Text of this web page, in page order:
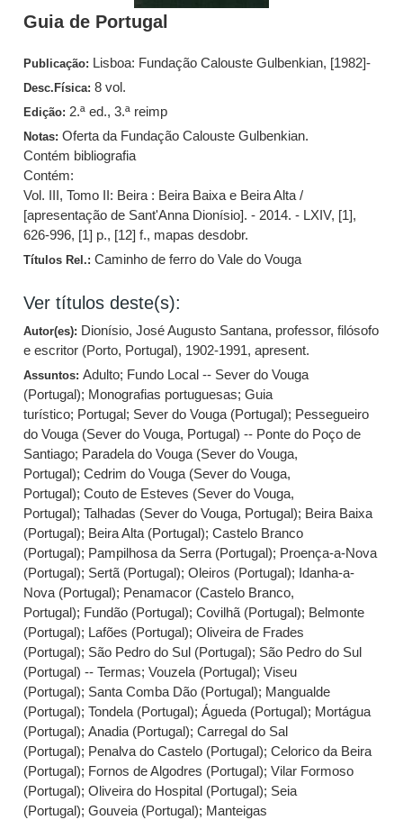
Guia de Portugal
Publicação: Lisboa: Fundação Calouste Gulbenkian, [1982]-
Desc.Física:8 vol.
Edição:2.ª ed., 3.ª reimp
Notas:Oferta da Fundação Calouste Gulbenkian.
Contém bibliografia
Contém:
Vol. III, Tomo II: Beira : Beira Baixa e Beira Alta /
[apresentação de Sant'Anna Dionísio]. - 2014. - LXIV, [1],
626-996, [1] p., [12] f., mapas desdobr.
Títulos Rel.:Caminho de ferro do Vale do Vouga
Ver títulos deste(s):
Autor(es): Dionísio, José Augusto Santana, professor, filósofo
e escritor (Porto, Portugal), 1902-1991, apresent.
Assuntos:Adulto; Fundo Local -- Sever do Vouga
(Portugal); Monografias portuguesas;Guia
turístico; Portugal; Sever do Vouga (Portugal); Pessegueiro
do Vouga (Sever do Vouga, Portugal) -- Ponte do Poço de
Santiago; Paradela do Vouga (Sever do Vouga,
Portugal);Cedrim do Vouga (Sever do Vouga,
Portugal);Couto de Esteves (Sever do Vouga,
Portugal);Talhadas (Sever do Vouga, Portugal); Beira Baixa
(Portugal); Beira Alta (Portugal);Castelo Branco
(Portugal); Pampilhosa da Serra (Portugal); Proença-a-Nova
(Portugal); Sertã (Portugal);Oleiros (Portugal); Idanha-a-
Nova (Portugal); Penamacor (Castelo Branco,
Portugal); Fundão (Portugal);Covilhã (Portugal); Belmonte
(Portugal); Lafões (Portugal);Oliveira de Frades
(Portugal); São Pedro do Sul (Portugal); São Pedro do Sul
(Portugal) -- Termas;Vouzela (Portugal);Viseu
(Portugal); Santa Comba Dão (Portugal); Mangualde
(Portugal);Tondela (Portugal);Águeda (Portugal); Mortágua
(Portugal);Anadia (Portugal);Carregal do Sal
(Portugal); Penalva do Castelo (Portugal);Celorico da Beira
(Portugal); Fornos de Algodres (Portugal);Vilar Formoso
(Portugal);Oliveira do Hospital (Portugal); Seia
(Portugal);Gouveia (Portugal); Manteigas